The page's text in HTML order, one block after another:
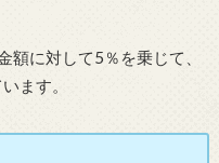
に対して5％を乗じて、
ます。